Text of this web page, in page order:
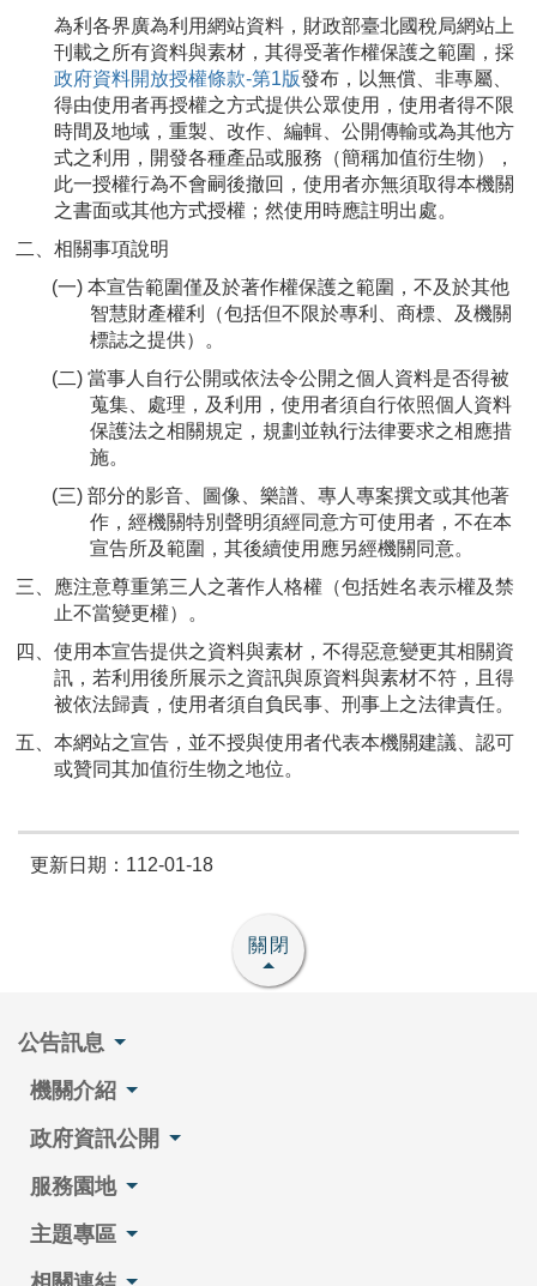
為利各界廣為利用網站資料，財政部臺北國稅局網站上
刊載之所有資料與素材，其得受著作權保護之範圍，採
政府資料開放授權條款-第1版發布，以無償、非專屬、
得由使用者再授權之方式提供公眾使用，使用者得不限
時間及地域，重製、改作、編輯、公開傳輸或為其他方
式之利用，開發各種產品或服務（簡稱加值衍生物），
此一授權行為不會嗣後撤回，使用者亦無須取得本機關
之書面或其他方式授權；然使用時應註明出處。
二、相關事項說明
(一) 本宣告範圍僅及於著作權保護之範圍，不及於其他
智慧財產權利（包括但不限於專利、商標、及機關
標誌之提供）。
(二) 當事人自行公開或依法令公開之個人資料是否得被
蒐集、處理，及利用，使用者須自行依照個人資料
保護法之相關規定，規劃並執行法律要求之相應措
施。
(三) 部分的影音、圖像、樂譜、專人專案撰文或其他著
作，經機關特別聲明須經同意方可使用者，不在本
宣告所及範圍，其後續使用應另經機關同意。
三、應注意尊重第三人之著作人格權（包括姓名表示權及禁
止不當變更權）。
四、使用本宣告提供之資料與素材，不得惡意變更其相關資
訊，若利用後所展示之資訊與原資料與素材不符，且得
被依法歸責，使用者須自負民事、刑事上之法律責任。
五、本網站之宣告，並不授與使用者代表本機關建議、認可
或贊同其加值衍生物之地位。
更新日期：112-01-18
關閉
公告訊息
機關介紹
政府資訊公開
服務園地
主題專區